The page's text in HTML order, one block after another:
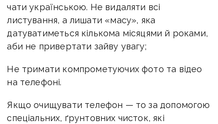
чати українською. Не видаляти всі
листування, а лишати «масу», яка
датуватиметься кількома місяцями й роками,
аби не привертати зайву увагу;
Не тримати компрометуючих фото та відео
на телефоні.
Якщо очищувати телефон — то за допомогою
спеціальних, ґрунтовних чисток, які